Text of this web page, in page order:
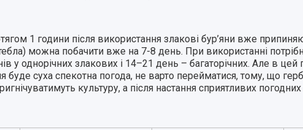
1 години після використання злакові бур’яни вже
можна побачити вже на 7-8 день. При використанні
у однорічних злакових і 14–21 день – багаторічних. Але в цей
буде суха спекотна погода, не варто перейматися, тому, що
культуру, а після настання сприятливих